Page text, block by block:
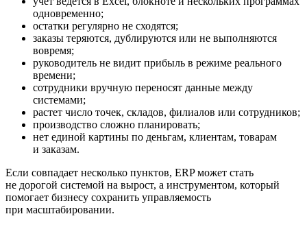
одновременно;
остатки регулярно не сходятся;
заказы теряются, дублируются или не выполняются
вовремя;
руководитель не видит прибыль в режиме реального
времени;
сотрудники вручную переносят данные между
системами;
растет число точек, складов, филиалов или сотрудников;
производство сложно планировать;
нет единой картины по деньгам, клиентам, товарам
и заказам.
Если совпадает несколько пунктов, ERP может стать
не дорогой системой на вырост, а инструментом, который
помогает бизнесу сохранить управляемость
при масштабировании.